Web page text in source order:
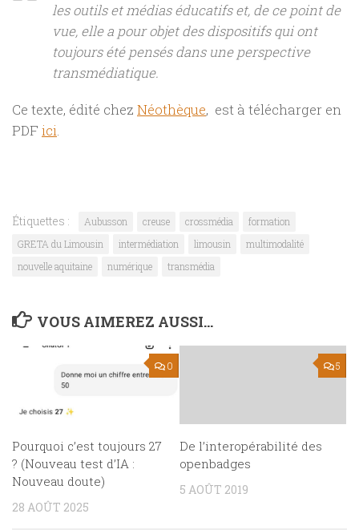
les outils et médias éducatifs et, de ce point de
vue, elle a pour objet des dispositifs qui ont
toujours été pensés dans une perspective
transmédiatique.
Ce texte, édité chez Néothèque, est à télécharger en
PDF ici.
Étiquettes : Aubusson creuse crossmédia
formation
GRETA du Limousin
intermédiation limousin
multimodalité
nouvelle aquitaine
numérique transmédia
VOUS AIMEREZ AUSSI...
0
Pourquoi c’est toujours 27
? (Nouveau test d’IA :
Nouveau doute)
28 AOÛT 2025
5
De l’interopérabilité des
openbadges
5 AOÛT 2019